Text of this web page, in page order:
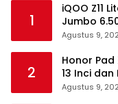
1
iQOO Z11
Jumbo
Agustus 9,
2
Honor Pad
13 Inci dan
Agustus 9,